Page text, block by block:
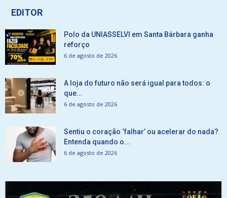
EDITOR
Polo da UNIASSELVI em Santa Bárbara ganha
reforço
6 de agosto de 2026
A loja do futuro não será igual para todos: o
que...
6 de agosto de 2026
Sentiu o coração ‘falhar’ ou acelerar do nada?
Entenda quando o...
6 de agosto de 2026